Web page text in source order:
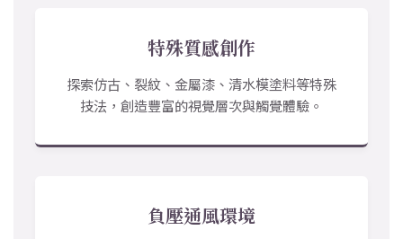
特殊質感創作
探索仿古、裂紋、金屬漆、清水模塗料等特殊
技法，創造豐富的視覺層次與觸覺體驗。
負壓通風環境